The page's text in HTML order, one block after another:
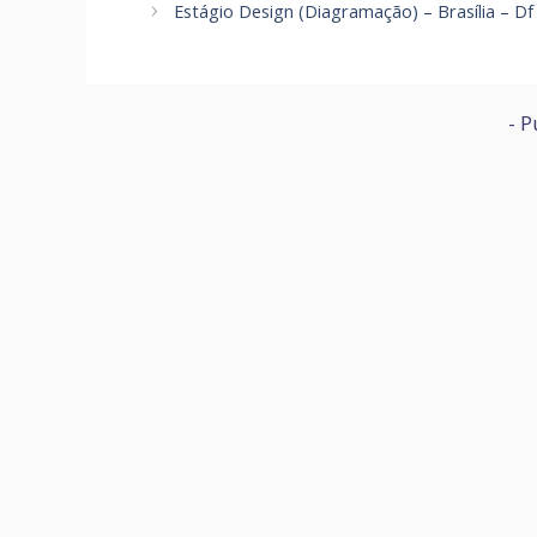
Estágio Design (Diagramação) – Brasília – Df
-